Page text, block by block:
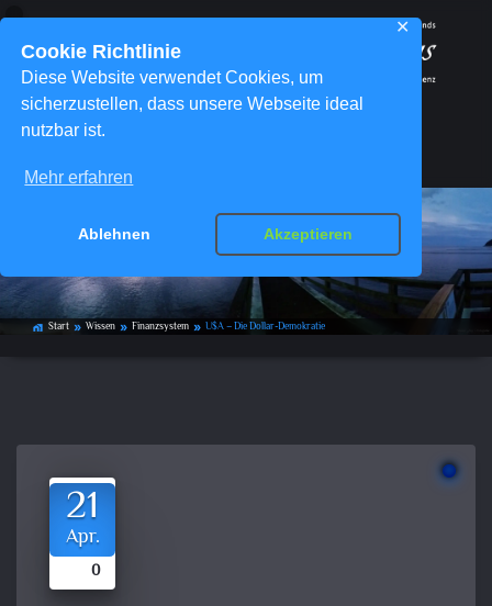
Cookie Richtlinie
Diese Website verwendet Cookies, um
sicherzustellen, dass unsere Webseite ideal
nutzbar ist.
Mehr erfahren
Ablehnen Akzeptieren
✕
U$A – Die Dollar-Demokratie
home_work Start double_arrow Wissen double_arrow Finanzsystem double_arrow U$A – Die Dollar-Demokratie
21
Apr.
0